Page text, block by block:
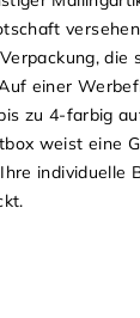
einer
zu 4-farbig
weist eine